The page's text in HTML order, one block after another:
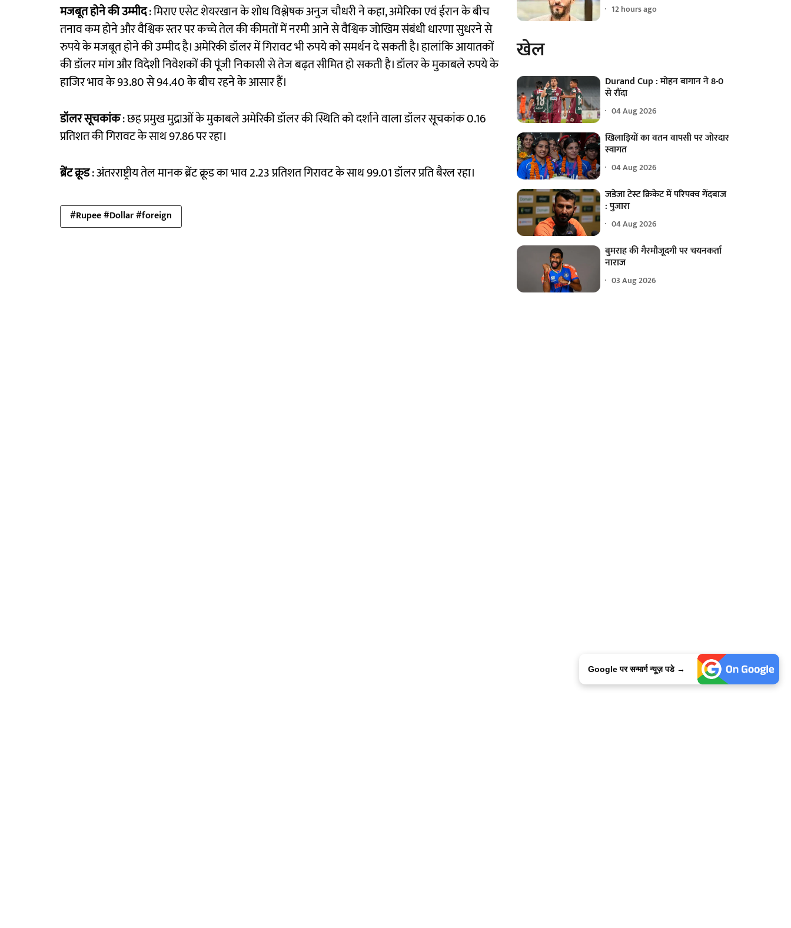
मजबूत होने की उम्मीद: मिराए एसेट शेयरखान के शोध विश्लेषक अनुज चौधरी ने कहा, अमेरिका एवं ईरान के बीच
तनाव कम होने और वैश्विक स्तर पर कच्चे तेल की कीमतों में नरमी आने से वैश्विक जोखिम संबंधी धारणा सुधरने से
रुपये के मजबूत होने की उम्मीद है। अमेरिकी डॉलर में गिरावट भी रुपये को समर्थन दे सकती है। हालांकि आयातकों
की डॉलर मांग और विदेशी निवेशकों की पूंजी निकासी से तेज बढ़त सीमित हो सकती है। डॉलर के मुकाबले रुपये के
हाजिर भाव के 93.80 से 94.40 के बीच रहने के आसार हैं।
डॉलर सूचकांक: छह प्रमुख मुद्राओं के मुकाबले अमेरिकी डॉलर की स्थिति को दर्शाने वाला डॉलर सूचकांक 0.16
प्रतिशत की गिरावट के साथ 97.86 पर रहा।
ब्रेंट क्रूड: अंतरराष्ट्रीय तेल मानक ब्रेंट क्रूड का भाव 2.23 प्रतिशत गिरावट के साथ 99.01 डॉलर प्रति बैरल रहा।
#Rupee #Dollar #foreign
12 hours ago
खेल
Durand Cup : मोहन बागान ने 8-0
से रौंदा
04 Aug 2026
खिलाड़ियों का वतन वापसी पर जोरदार
स्वागत
04 Aug 2026
जडेजा टेस्ट क्रिकेट में परिपक्व गेंदबाज
: पुजारा
04 Aug 2026
बुमराह की गैरमौजूदगी पर चयनकर्ता
नाराज
03 Aug 2026
Google पर सन्मार्ग न्यूज़ पडे →